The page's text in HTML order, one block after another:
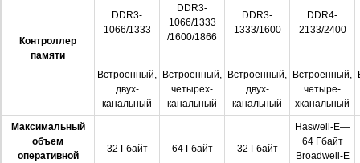
Контроллер
памяти
DDR3-
1066/1333
DDR3-
1066/1333
/1600/1866
DDR3-
1333/1600
DDR4-
2133/2400
Встроенный,
двух-
канальный
Встроенный,
четырех-
канальный
Встроенный,
двух-
канальный
Встроенный,
четыре-
хканальный
Максимальный
объем
оперативной
32 Гбайт 64 Гбайт 32 Гбайт
Haswell-E—
64 Гбайт
Broadwell-E